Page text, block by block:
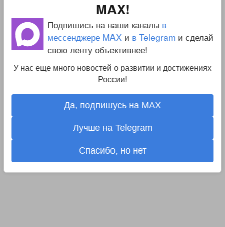
MAX!
Подпишись на наши каналы в
мессенджере MAX и в Telegram и сделай
свою ленту объективнее!
У нас еще много новостей о развитии и достижениях
России!
Да, подпишусь на MAX
Лучше на Telegram
Спасибо, но нет